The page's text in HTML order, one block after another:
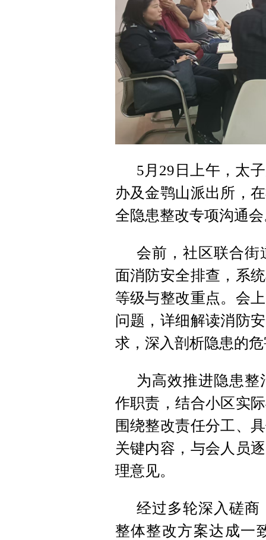
5月29日上午，太
办及金鹗山派出所，
全隐患整改专项沟通
会前，社区联合街
面消防安全排查，系
等级与整改重点。会
问题，详细解读消防
求，深入剖析隐患的
为高效推进隐患
作职责，结合小区实
围绕整改责任分工、
关键内容，与会人员
理意见。
经过多轮深入磋商
整体整改方案达成一